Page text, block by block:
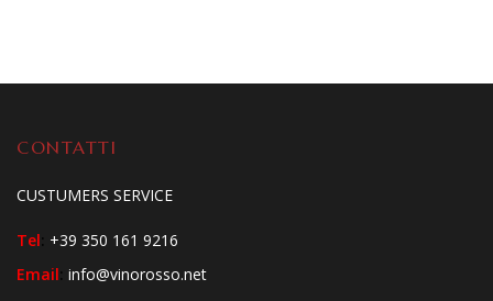
CONTATTI
CUSTUMERS SERVICE
Tel: +39 350 161 9216
Email: info@vinorosso.net